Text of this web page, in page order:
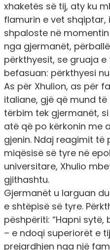
xhaketës së tij, aty ku
flamurin e vet
shpaloste në
nga gjermanët,
përkthyesit, se gruaja e
befasuan: përkthyesi
As për Xhulion, as për
italiane, gjë që mund
tërbim tek gjermanët,
atë që po kërkonin me
gjenin. Ndaj reagimit të
miqësisë së tyre në
universitare, Xhulio
gjithashtu.
Gjermanët u larguan
e shtëpisë së tyre.
pëshpëriti: “Hapni sytë,
– e ndoqi superiorët e
prejardhjen nga një